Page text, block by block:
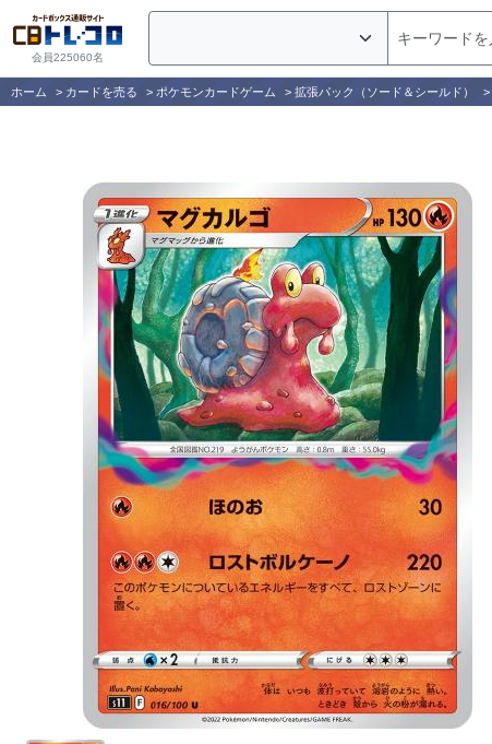
会員225060名
ホーム > カードを売る > ポケモンカードゲーム > 拡張パック（ソード＆シールド） >